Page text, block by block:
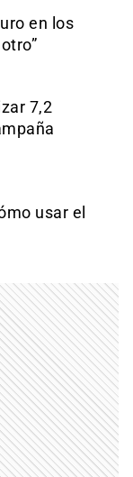
en los
7,2
usar el